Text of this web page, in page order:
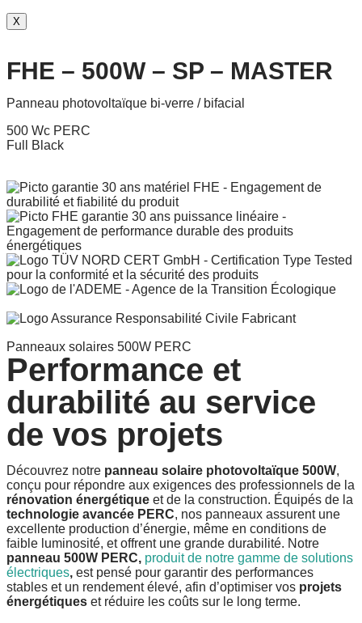
X
FHE – 500W – SP – MASTER
Panneau photovoltaïque bi-verre / bifacial
500 Wc PERC
Full Black
Panneaux solaires 500W PERC
Performance et
durabilité au service
de vos projets
Découvrez notre panneau solaire photovoltaïque 500W,
conçu pour répondre aux exigences des professionnels de la
rénovation énergétique et de la construction. Équipés de la
technologie avancée PERC, nos panneaux assurent une
excellente production d’énergie, même en conditions de
faible luminosité, et offrent une grande durabilité. Notre
panneau 500W PERC, produit de notre gamme de solutions
électriques, est pensé pour garantir des performances
stables et un rendement élevé, afin d’optimiser vos projets
énergétiques et réduire les coûts sur le long terme.